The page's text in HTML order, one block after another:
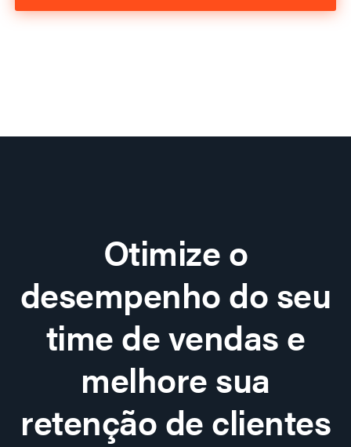
Otimize o
desempenho do seu
time de vendas e
melhore sua
retenção de clientes